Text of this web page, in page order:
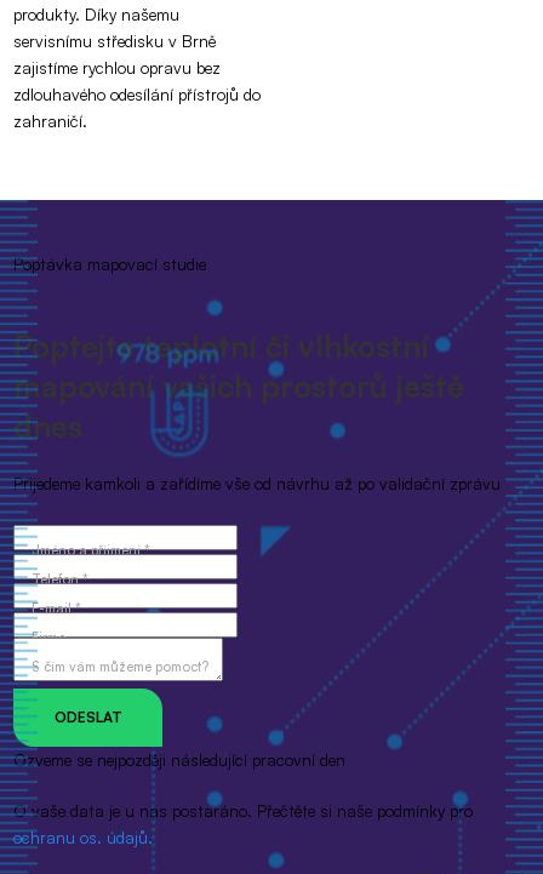
produkty. Díky našemu
servisnímu středisku v Brně
zajistíme rychlou opravu bez
zdlouhavého odesílání přístrojů do
zahraničí.
Poptávka mapovací studie
Poptejte teplotní či vlhkostní
mapování vašich prostorů ještě
dnes
Přijedeme kamkoli a zařídíme vše od návrhu až po validační zprávu
Jméno a příjmení *
Telefon *
E-mail *
Firma
S čím vám můžeme pomoct?
Ozveme se nejpozději následující pracovní den
O vaše data je u nás postaráno. Přečtěte si naše podmínky pro
ochranu os. údajů.